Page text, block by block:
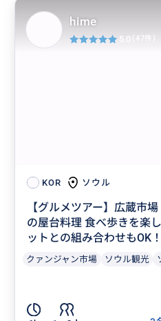
KOR ソウル
【グルメツアー】広蔵市
の屋台料理 食べ歩きを楽
ットとの組み合わせもOK！
クァンジャン市場 ソウル観光
hime
5.0 (47件)